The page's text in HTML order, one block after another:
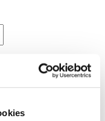
wil worden.